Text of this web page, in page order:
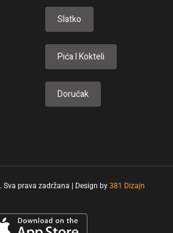
Slatko
Pića I Kokteli
Doručak
. Sva prava zadržana | Design by 381 Dizajn